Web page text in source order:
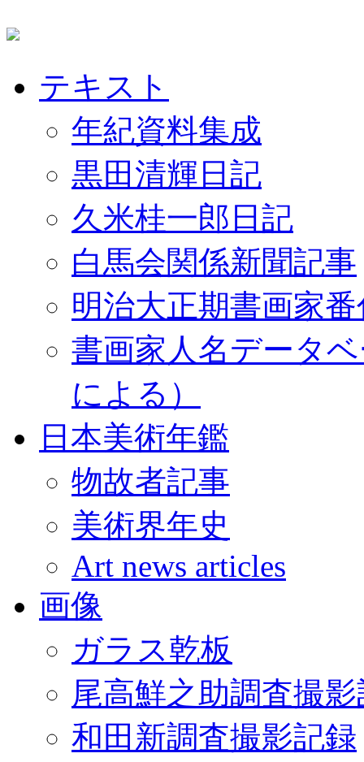
テキスト
年紀資料集成
黒田清輝日記
久米桂一郎日記
白馬会関係新聞記事
明治大正期書画家
書画家人名データ
による）
日本美術年鑑
物故者記事
美術界年史
Art news articles
画像
ガラス乾板
尾高鮮之助調査撮
和田新調査撮影記録